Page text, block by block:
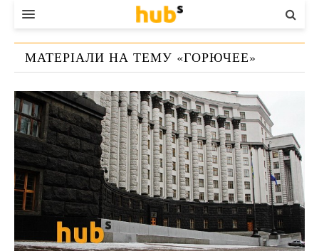
ВЛАДА
ЕКОНОМІКА
БІЗНЕС
СТАРТЕР
КОНТАКТИ
МАТЕРІАЛИ НА ТЕМУ «ГОРЮЧЕЕ»